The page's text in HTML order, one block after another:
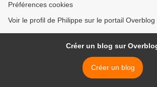
Préférences cookies
Voir le profil de Philippe sur le portail Overblog
Créer un blog sur
Créer un blog